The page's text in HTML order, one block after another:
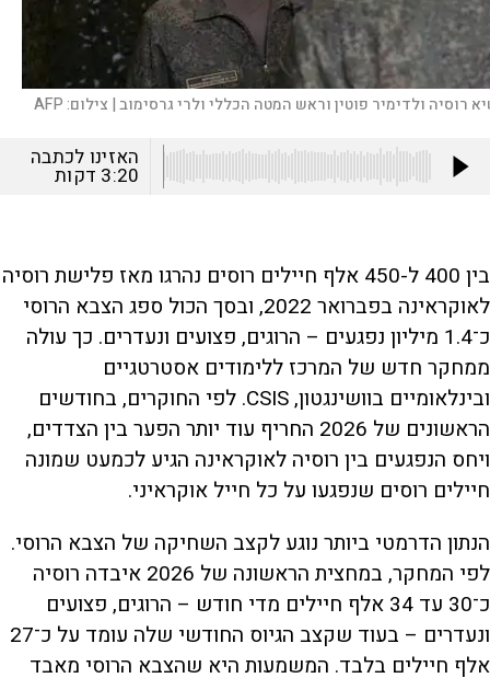
רוסיה ולדימיר פוטין וראש המטה הכללי ולרי גרסימוב | צילום:AFP
האזינו לכתבה
3:20 דקות
בין 400 ל-450 אלף חיילים רוסים נהרגו מאז פלישת רוסיה
לאוקראינה בפברואר 2022, ובסך הכול ספג הצבא הרוסי
כ־1.4 מיליון נפגעים – הרוגים, פצועים ונעדרים. כך עולה
ממחקר חדש של המרכז ללימודים אסטרטגיים
ובינלאומיים בוושינגטון, CSIS. לפי החוקרים, בחודשים
הראשונים של 2026 החריף עוד יותר הפער בין הצדדים,
ויחס הנפגעים בין רוסיה לאוקראינה הגיע לכמעט שמונה
חיילים רוסים שנפגעו על כל חייל אוקראיני.
הנתון הדרמטי ביותר נוגע לקצב השחיקה של הצבא הרוסי.
לפי המחקר, במחצית הראשונה של 2026 איבדה רוסיה
כ־30 עד 34 אלף חיילים מדי חודש – הרוגים, פצועים
ונעדרים – בעוד שקצב הגיוס החודשי שלה עומד על כ־27
אלף חיילים בלבד. המשמעות היא שהצבא הרוסי מאבד